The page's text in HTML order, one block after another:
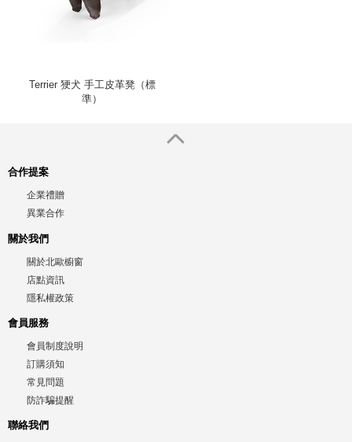
Terrier 㹴犬 手工皮革凳（標
準）
合作提案
企業禮贈
異業合作
關於我們
關於北歐櫥窗
店點資訊
隱私權政策
會員服務
會員制度說明
訂購須知
常見問題
防詐騙提醒
聯絡我們